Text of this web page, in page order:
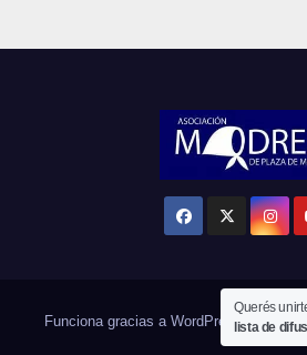
Funciona gracias a WordPress|Tema:
Querés
lista de